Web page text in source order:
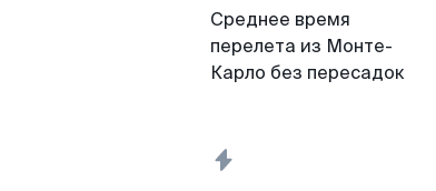
Среднее время
перелета из Монте-
Карло без пересадок